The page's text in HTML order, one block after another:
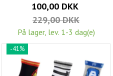
100,00 DKK
229,00 DKK
På lager, lev. 1-3 dag(e)
-41%